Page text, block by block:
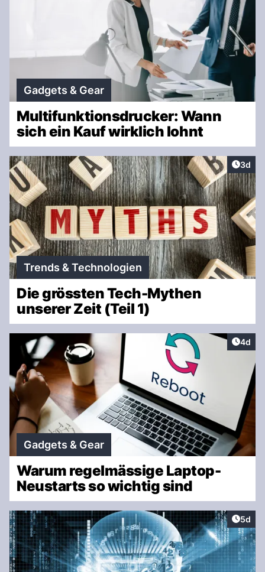
Gadgets & Gear
Multifunktionsdrucker: Wann
sich ein Kauf wirklich lohnt
3d
Trends & Technologien
Die grössten Tech-Mythen
unserer Zeit (Teil 1)
4d
Gadgets & Gear
Warum regelmässige Laptop-
Neustarts so wichtig sind
5d